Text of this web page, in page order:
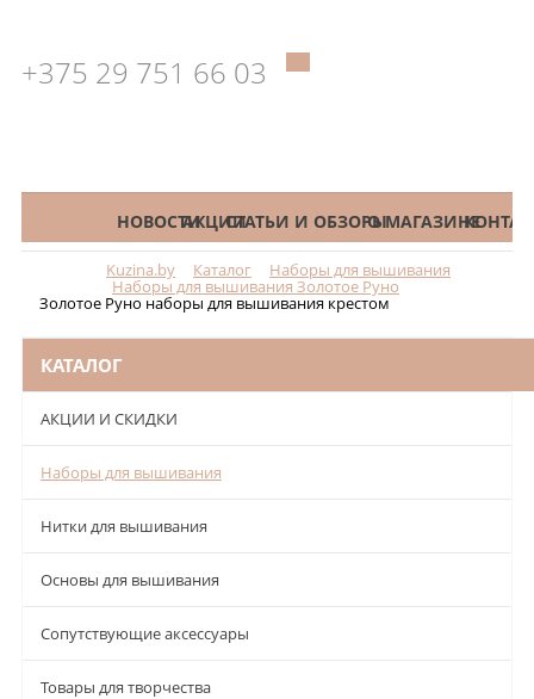
+375 29 751 66 03
КАТАЛОГНОВОСТИАКЦИИСТАТЬИ И ОБЗОРЫО МАГАЗИНЕ
Kuzina.by Каталог Наборы для вышивания
Наборы для вышивания Золотое Руно
Золотое Руно наборы для вышивания крестом
КАТАЛОГ
АКЦИИ И СКИДКИ
Наборы для вышивания
Нитки для вышивания
Основы для вышивания
Сопутствующие аксессуары
Товары для творчества